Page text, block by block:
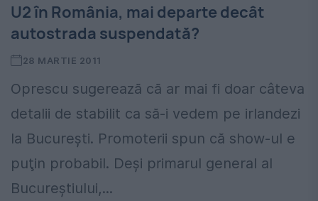
U2 în România, mai departe decât
autostrada suspendată?
28 MARTIE 2011
Oprescu sugerează că ar mai fi doar câteva
detalii de stabilit ca să-i vedem pe irlandezi
la Bucureşti. Promoterii spun că show-ul e
puţin probabil. Deşi primarul general al
Bucureştiului,...